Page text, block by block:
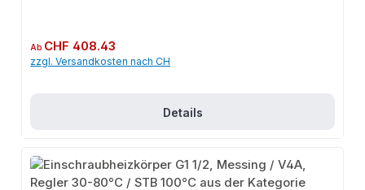
Regulärer Preis:
Ab CHF 408.43
zzgl. Versandkosten nach CH
Details